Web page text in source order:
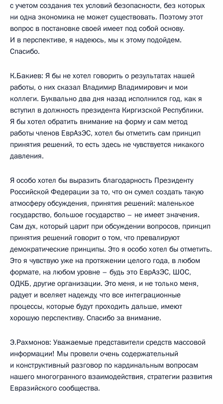
с учетом создания тех условий безопасности, без которых
ни одна экономика не может существовать. Поэтому этот
вопрос в постановке своей имеет под собой основу.
И в перспективе, я надеюсь, мы к этому подойдем.
Спасибо.
К.Бакиев: Я бы не хотел говорить о результатах нашей
работы, о них сказал Владимир Владимирович и мои
коллеги. Буквально два дня назад исполнился год, как я
вступил в должность президента Киргизской Республики.
Я бы хотел обратить внимание на форму и сам метод
работы членов ЕврАзЭС, хотел бы отметить сам принцип
принятия решений, то есть здесь не чувствуется никакого
давления.
Я особо хотел бы выразить благодарность Президенту
Российской Федерации за то, что он сумел создать такую
атмосферу обсуждения, принятия решений: маленькое
государство, большое государство – не имеет значения.
Сам дух, который царит при обсуждении вопросов, принцип
принятия решений говорит о том, что превалируют
демократические принципы. Это я особо хотел бы отметить.
Это я чувствую уже на протяжении целого года, в любом
формате, на любом уровне – будь это ЕврАзЭС, ШОС,
ОДКБ, другие организации. Это меня, и не только меня,
радует и вселяет надежду, что все интеграционные
процессы, которые будут проходить дальше, имеют
хорошую перспективу. Спасибо за внимание.
Э.Рахмонов: Уважаемые представители средств массовой
информации! Мы провели очень содержательный
и конструктивный разговор по кардинальным вопросам
нашего многогранного взаимодействия, стратегии развития
Евразийского сообщества.